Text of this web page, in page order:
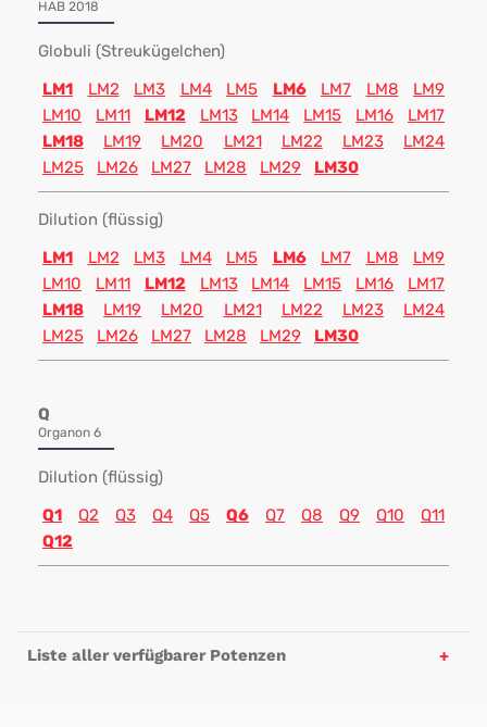
HAB 2018
Globuli (Streukügelchen)
LM1
LM2 LM3 LM4 LM5 LM6 LM7 LM8
LM9
LM10
LM11 LM12 LM13 LM14 LM15 LM16
LM17
LM18
LM19 LM20 LM21 LM22 LM23
LM24
LM25
LM26 LM27 LM28 LM29 LM30
Dilution (flüssig)
LM1
LM2 LM3 LM4 LM5 LM6 LM7 LM8
LM9
LM10
LM11 LM12 LM13 LM14 LM15 LM16
LM17
LM18
LM19 LM20 LM21 LM22 LM23
LM24
LM25
LM26 LM27 LM28 LM29 LM30
Q
Organon 6
Dilution (flüssig)
Q1
Q2 Q3 Q4 Q5 Q6 Q7 Q8 Q9 Q10
Q11
Q12
Liste aller verfügbarer Potenzen